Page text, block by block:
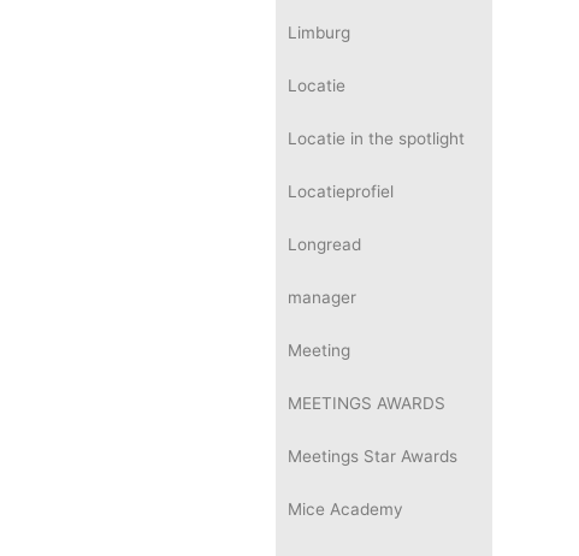
Limburg
Locatie
Locatie in the spotlight
Locatieprofiel
Longread
manager
Meeting
MEETINGS AWARDS
Meetings Star Awards
Mice Academy